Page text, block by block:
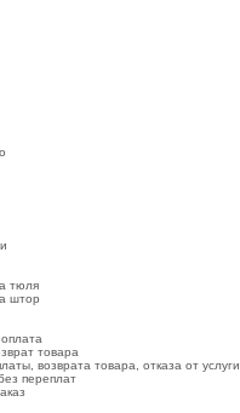
тюля
штор
товара
возврата товара, отказа от услуги
переплат